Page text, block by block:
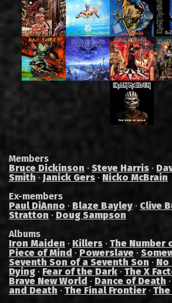
Members
Bruce Dickinson · Steve Harris ·
Smith · Janick Gers · Nicko McBrain
Ex-members
Paul DiAnno · Blaze Bayley · Clive
Stratton · Doug Sampson
Albums
Iron Maiden · Killers · The Number
Piece of Mind · Powerslave ·
Seventh Son of a Seventh Son ·
Dying · Fear of the Dark · The X
Brave New World · Dance of Death
and Death · The Final Frontier ·